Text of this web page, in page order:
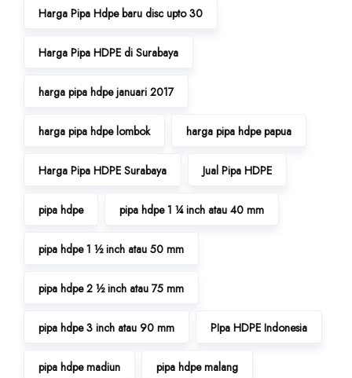
Harga Pipa Hdpe baru disc upto 30
Harga Pipa HDPE di Surabaya
harga pipa hdpe januari 2017
harga pipa hdpe lombok harga pipa hdpe papua
Harga Pipa HDPE Surabaya Jual Pipa HDPE
pipa hdpe pipa hdpe 1 ¼ inch atau 40 mm
pipa hdpe 1 ½ inch atau 50 mm
pipa hdpe 2 ½ inch atau 75 mm
pipa hdpe 3 inch atau 90 mm PIpa HDPE Indonesia
pipa hdpe madiun pipa hdpe malang